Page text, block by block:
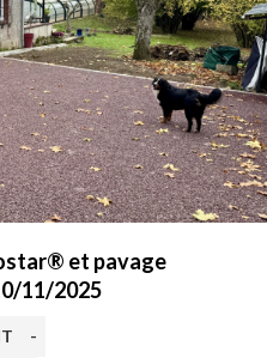
et pavage
11/2025
-